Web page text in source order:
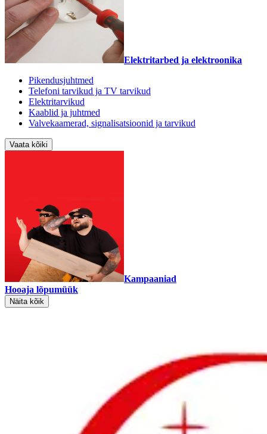
Elektritarbed ja elektroonika
Pikendusjuhtmed
Telefoni tarvikud ja TV tarvikud
Elektritarvikud
Kaablid ja juhtmed
Valvekaamerad, signalisatsioonid ja tarvikud
Vaata kõiki
Kampaaniad
Hooaja lõpumüük
Näita kõik